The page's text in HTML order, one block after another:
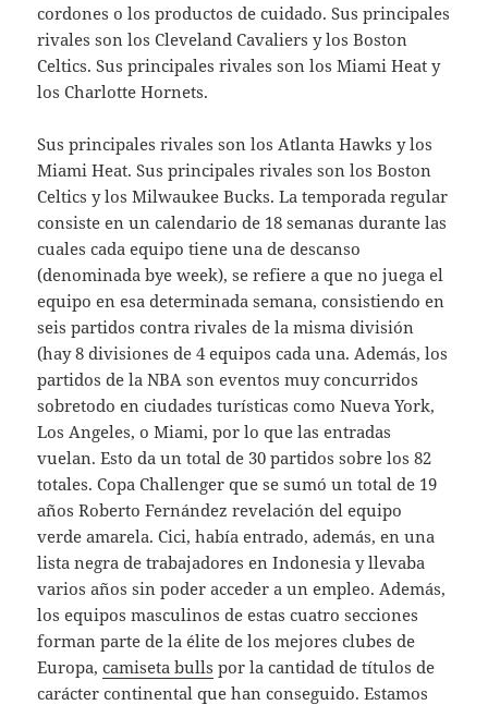
cordones o los productos de cuidado. Sus principales
rivales son los Cleveland Cavaliers y los Boston
Celtics. Sus principales rivales son los Miami Heat y
los Charlotte Hornets.
Sus principales rivales son los Atlanta Hawks y los
Miami Heat. Sus principales rivales son los Boston
Celtics y los Milwaukee Bucks. La temporada regular
consiste en un calendario de 18 semanas durante las
cuales cada equipo tiene una de descanso
(denominada bye week), se refiere a que no juega el
equipo en esa determinada semana, consistiendo en
seis partidos contra rivales de la misma división
(hay 8 divisiones de 4 equipos cada una. Además, los
partidos de la NBA son eventos muy concurridos
sobretodo en ciudades turísticas como Nueva York,
Los Angeles, o Miami, por lo que las entradas
vuelan. Esto da un total de 30 partidos sobre los 82
totales. Copa Challenger que se sumó un total de 19
años Roberto Fernández revelación del equipo
verde amarela. Cici, había entrado, además, en una
lista negra de trabajadores en Indonesia y llevaba
varios años sin poder acceder a un empleo. Además,
los equipos masculinos de estas cuatro secciones
forman parte de la élite de los mejores clubes de
Europa,camiseta bulls por la cantidad de títulos de
carácter continental que han conseguido. Estamos